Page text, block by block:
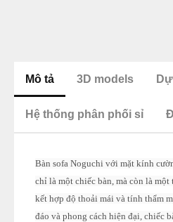
Mô tả 3D models
Hệ thống phân phối sỉ
Bàn sofa Noguchi với mặt kính
chỉ là một chiếc bàn, mà còn là một
kết hợp độ thoải mái và tính thẩm
đáo và phong cách hiện đại, chiếc